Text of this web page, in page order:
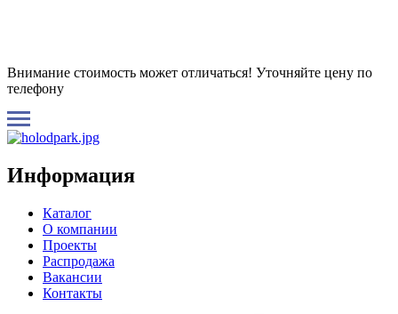
Внимание стоимость может отличаться! Уточняйте цену по
телефону
Информация
Каталог
О компании
Проекты
Распродажа
Вакансии
Контакты